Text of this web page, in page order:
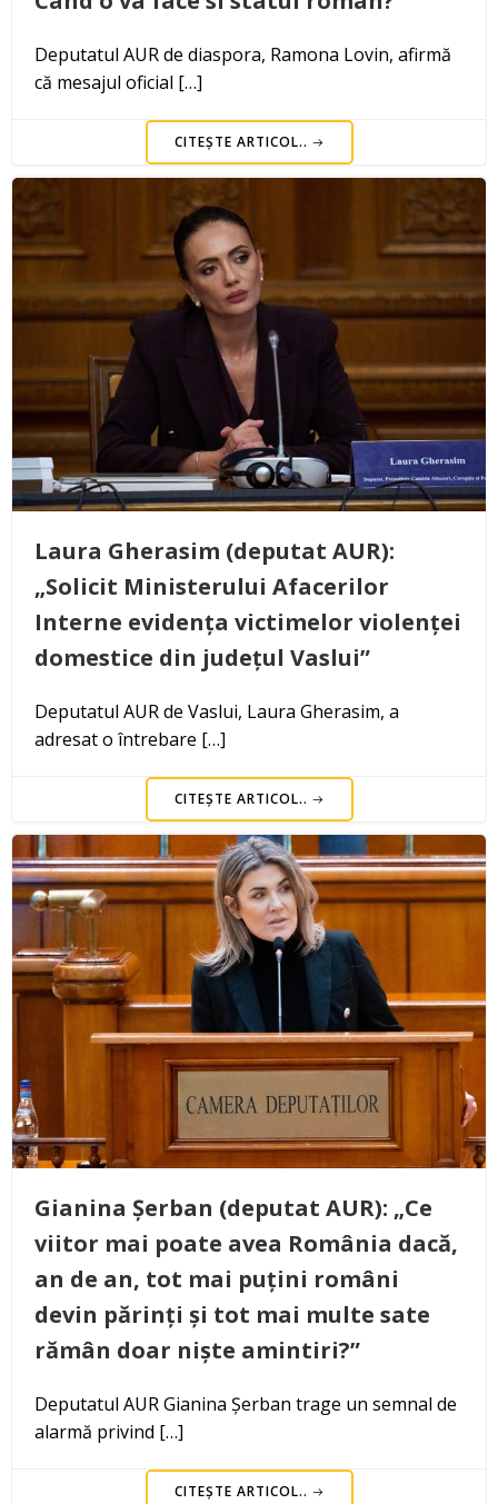
Deputatul AUR de diaspora, Ramona Lovin, afirmă
că mesajul oficial […]
CITEȘTE ARTICOL..
Laura Gherasim (deputat AUR):
„Solicit Ministerului Afacerilor
Interne evidența victimelor violenței
domestice din județul Vaslui”
Deputatul AUR de Vaslui, Laura Gherasim, a
adresat o întrebare […]
CITEȘTE ARTICOL..
Gianina Șerban (deputat AUR): „Ce
viitor mai poate avea România dacă,
an de an, tot mai puțini români
devin părinți și tot mai multe sate
rămân doar niște amintiri?”
Deputatul AUR Gianina Șerban trage un semnal de
alarmă privind […]
CITEȘTE ARTICOL..